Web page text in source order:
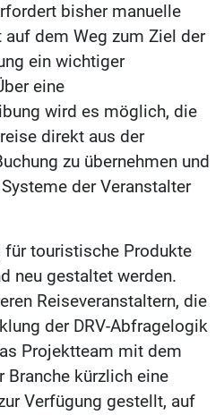
bisher manuelle
auf dem Weg zum Ziel der
ein wichtiger
eine
wird es möglich, die
direkt aus der
zu übernehmen und
der Veranstalter
für touristische Produkte
neu gestaltet werden.
Reiseveranstaltern, die
der DRV-Abfragelogik
Projektteam mit dem
Branche kürzlich eine
Verfügung gestellt, auf